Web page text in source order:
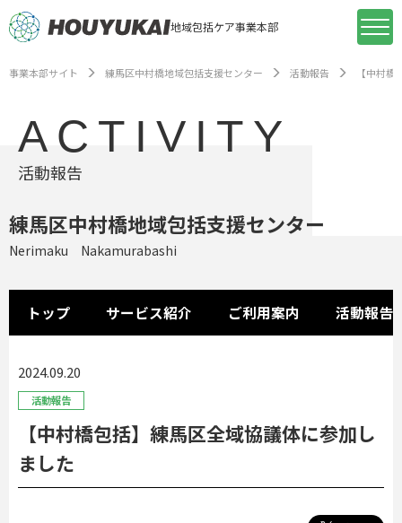
地域包括ケア事業本部
事業本部サイト 練馬区中村橋地域包括支援センター 活動報告 【中村
ACTIVITY
活動報告
練馬区中村橋地域包括支援センター
Nerimaku Nakamurabashi
トップ サービス紹介 ご利用案内 活動報告
2024.09.20
活動報告
【中村橋包括】練馬区全域協議体に参加し
ました